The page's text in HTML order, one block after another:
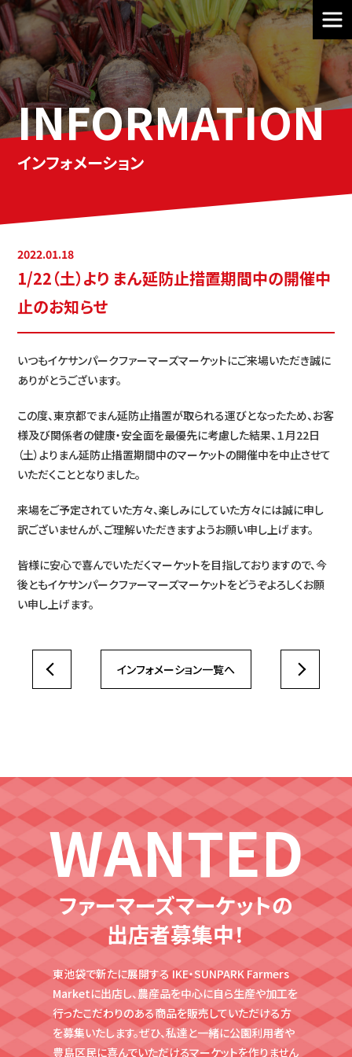
HOME
コンセプト
アクセス
LIST出店者情報
CONTACT 出店応募受付
INFORMATION
インフォメーション
2022.01.18
1/22（土）より まん延防止措置期間中の開催中
止のお知らせ
いつもイケサンパークファーマーズマーケットにご来場いただき誠に
ありがとうございます。
この度、東京都でまん延防止措置が取られる運びとなったため、お客
様及び関係者の健康・安全面を最優先に考慮した結果、１月22日
（土）よりまん延防止措置期間中のマーケットの開催中を中止させて
いただくこととなりました。
来場をご予定されていた方々、楽しみにしていた方々には誠に申し
訳ございませんが、ご理解いただきますようお願い申し上げます。
皆様に安心で喜んでいただくマーケットを目指しておりますので、今
後ともイケサンパークファーマーズマーケットをどうぞよろしくお願
い申し上げます。
インフォメーション一覧へ
WANTED
ファーマーズマーケットの
出店者募集中！
東池袋で新たに展開する IKE・SUNPARK Farmers
Marketに出店し、農産品を中心に自ら生産や加工を
行ったこだわりのある商品を販売していただける方
を募集いたします。ぜひ、私達と一緒に公園利用者や
豊島区民に喜んでいただけるマーケットを作りません